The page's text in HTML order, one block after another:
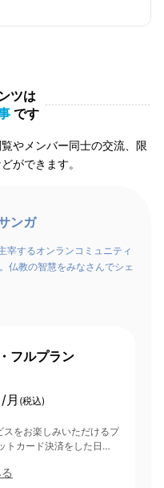
行～終わりなき修行の果てし
ツは
です
やメンバー同士の交流、限
ができます。
ンガ
宰するオンランコミュニティ
仏教の智慧をみなさんでシェ
フルプラン
/月 (税込)
をお楽しみいただけるプ